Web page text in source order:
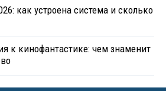
как устроена система и сколько
к кинофантастике: чем знаменит